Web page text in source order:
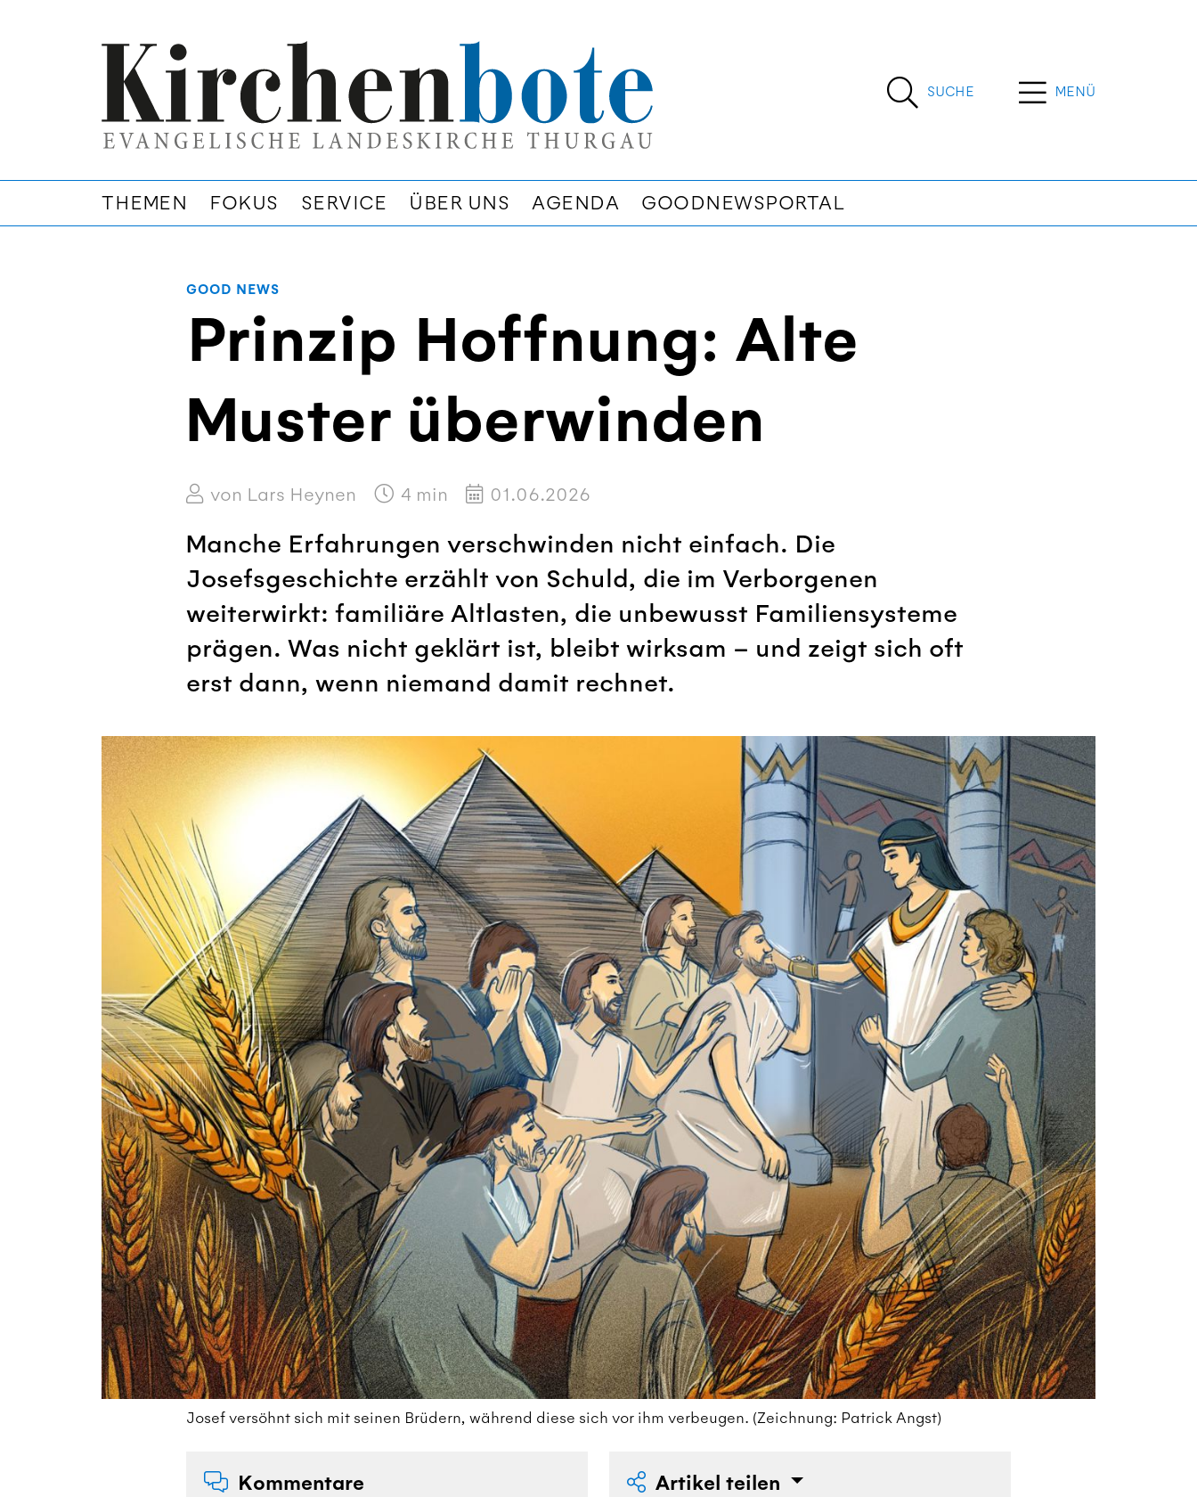
SUCHE MENÜ
THEMEN FOKUS SERVICE ÜBER UNS AGENDA GOODNEWSPORTAL
GOOD NEWS
Prinzip Hoffnung: Alte
Muster überwinden
von Lars Heynen 4 min 01.06.2026
Manche Erfahrungen verschwinden nicht einfach. Die
Josefsgeschichte erzählt von Schuld, die im Verborgenen
weiterwirkt: familiäre Altlasten, die unbewusst Familiensysteme
prägen. Was nicht geklärt ist, bleibt wirksam – und zeigt sich oft
erst dann, wenn niemand damit rechnet.
Josef versöhnt sich mit seinen Brüdern, während diese sich vor ihm verbeugen. (Zeichnung: Patrick Angst)
Kommentare Artikel teilen